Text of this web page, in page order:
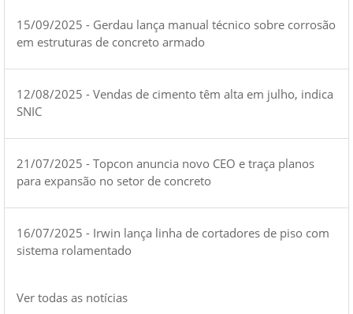
15/09/2025 - Gerdau lança manual técnico sobre corrosão
em estruturas de concreto armado
12/08/2025 - Vendas de cimento têm alta em julho, indica
SNIC
21/07/2025 - Topcon anuncia novo CEO e traça planos
para expansão no setor de concreto
16/07/2025 - Irwin lança linha de cortadores de piso com
sistema rolamentado
Ver todas as notícias